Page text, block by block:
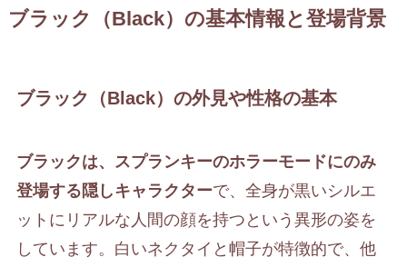
ブラック（Black）の基本情報と登場背景
ブラック（Black）の外見や性格の基本
ブラックは、スプランキーのホラーモードにのみ
登場する隠しキャラクターで、全身が黒いシルエ
ットにリアルな人間の顔を持つという異形の姿を
しています。白いネクタイと帽子が特徴的で、他